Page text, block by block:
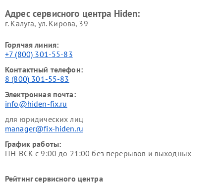
Адрес сервисного центра Hiden:
г. Калуга, ул. Кирова, 39
Горячая линия:
+7 (800) 301-55-83
Контактный телефон:
8 (800) 301-55-83
Электронная почта:
info@hiden-fix.ru
для юридических лиц
manager@fix-hiden.ru
График работы:
ПН-ВСК с 9:00 до 21:00 без перерывов и выходных
Рейтинг сервисного центра